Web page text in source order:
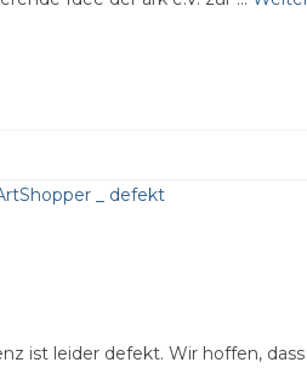
ist leider defekt. Wir hoffen,